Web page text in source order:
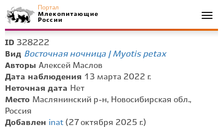
Портал
Млекопитающие
России
ID 328222
Вид Восточная ночница | Myotis petax
Авторы Алексей Маслов
Дата наблюдения 13 марта 2022 г.
Неточная дата Нет
Место Маслянинский р-н, Новосибирская обл.,
Россия
Добавлен inat (27 октября 2025 г.)